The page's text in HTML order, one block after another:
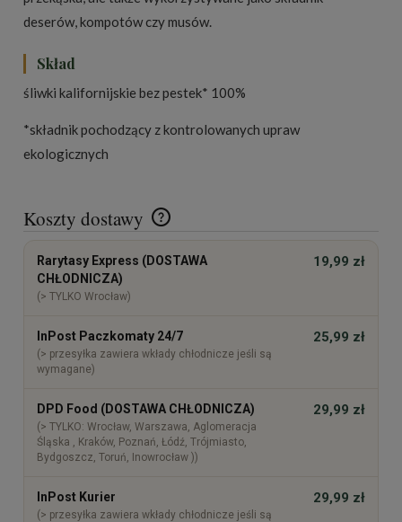
deserów, kompotów czy musów.
Skład
śliwki kalifornijskie bez pestek* 100%
*składnik pochodzący z kontrolowanych upraw
ekologicznych
Koszty dostawy
Cena nie zawiera ewentualnych kosztów płatności
Rarytasy Express (DOSTAWA
CHŁODNICZA)
(> TYLKO Wrocław)
19,99 zł
InPost Paczkomaty 24/7
(> przesyłka zawiera wkłady chłodnicze jeśli są
wymagane)
25,99 zł
DPD Food (DOSTAWA CHŁODNICZA)
(> TYLKO: Wrocław, Warszawa, Aglomeracja
Śląska , Kraków, Poznań, Łódź, Trójmiasto,
Bydgoszcz, Toruń, Inowrocław ))
29,99 zł
InPost Kurier
(> przesyłka zawiera wkłady chłodnicze jeśli są
29,99 zł